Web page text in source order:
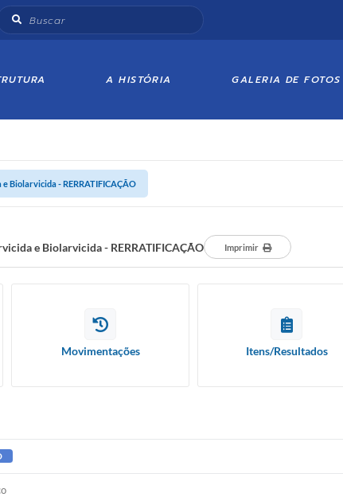
A HISTÓRIA GALERIA DE FOTOS
e Biolarvicida - RERRATIFICAÇÃO
e Biolarvicida - RERRATIFICAÇÃO Imprimir
Movimentações Itens/Resultados